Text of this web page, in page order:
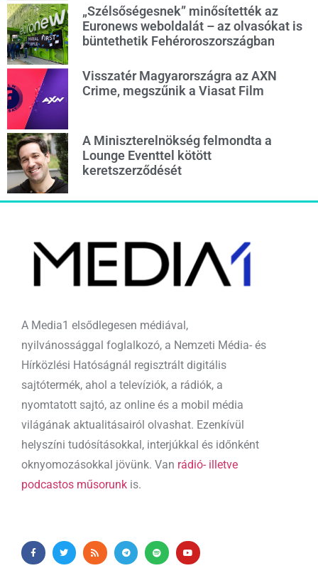
„Szélsőségesnek” minősítették az
Euronews weboldalát – az olvasókat is
büntethetik Fehéroroszországban
Visszatér Magyarországra az AXN
Crime, megszűnik a Viasat Film
A Miniszterelnökség felmondta a
Lounge Eventtel kötött
keretszerződését
A Media1 elsődlegesen médiával,
nyilvánossággal foglalkozó, a Nemzeti Média- és
Hírközlési Hatóságnál regisztrált digitális
sajtótermék, ahol a televíziók, a rádiók, a
nyomtatott sajtó, az online és a mobil média
világának aktualitásairól olvashat. Ezenkívül
helyszíni tudósításokkal, interjúkkal és időnként
oknyomozásokkal jövünk. Van rádió- illetve
podcastos műsorunk is.